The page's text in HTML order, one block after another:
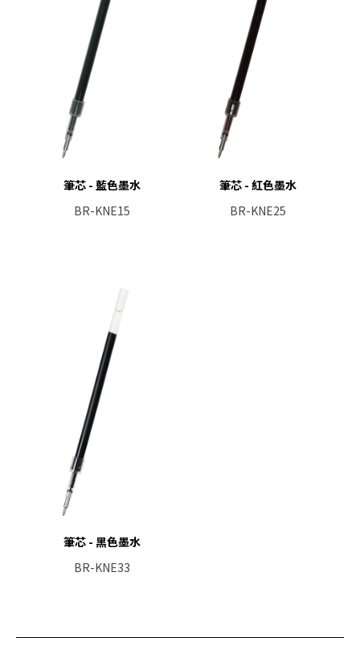
筆芯 - 藍色墨水
BR-KNE15
筆芯 - 紅色墨水
BR-KNE25
筆芯 - 黑色墨水
BR-KNE33